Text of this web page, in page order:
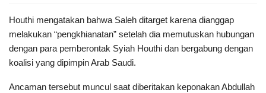
Houthi mengatakan bahwa Saleh ditarget karena dianggap
melakukan “pengkhianatan” setelah dia memutuskan hubungan
dengan para pemberontak Syiah Houthi dan bergabung dengan
koalisi yang dipimpin Arab Saudi.
Ancaman tersebut muncul saat diberitakan keponakan Abdullah